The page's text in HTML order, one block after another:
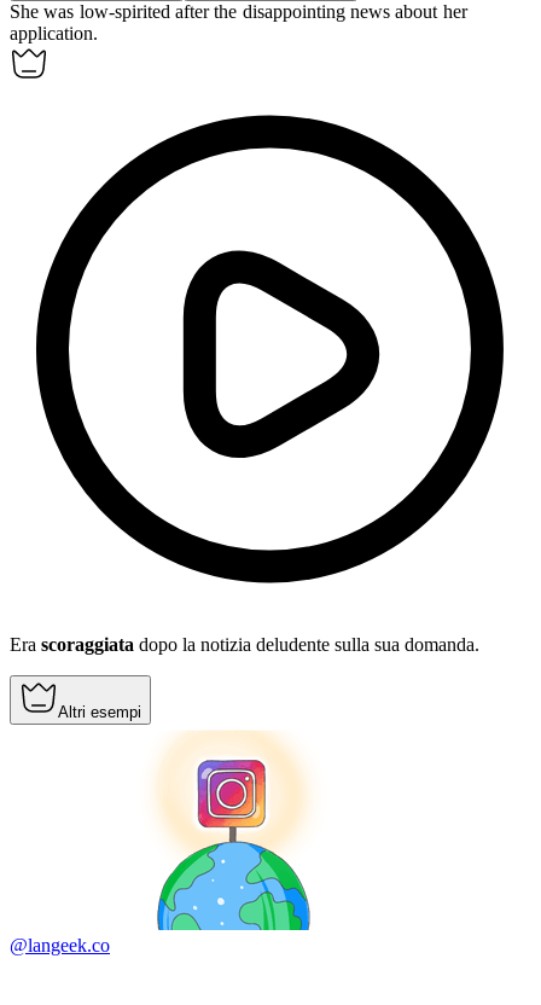
She was low-spirited after the disappointing news about her
application.
Era scoraggiata dopo la notizia deludente sulla sua domanda.
Altri esempi
@langeek.co